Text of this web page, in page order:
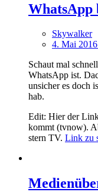
WhatsApp
Skywalker
4. Mai
Schaut mal
WhatsApp ist.
unsicher es doch
hab.
Edit: Hier der
kommt (tvnow).
stern TV. Link zu